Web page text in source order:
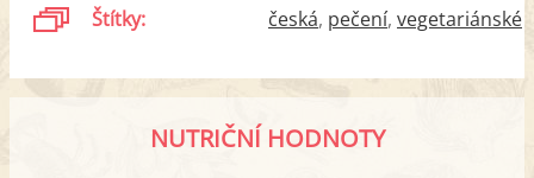
Štítky: česká pečení vegetariánské
NUTRIČNÍ HODNOTY